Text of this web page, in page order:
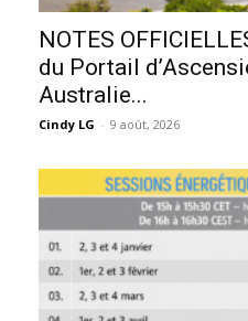
NOTES
du Portail
Australie...
Cindy LG - 9 août, 2026